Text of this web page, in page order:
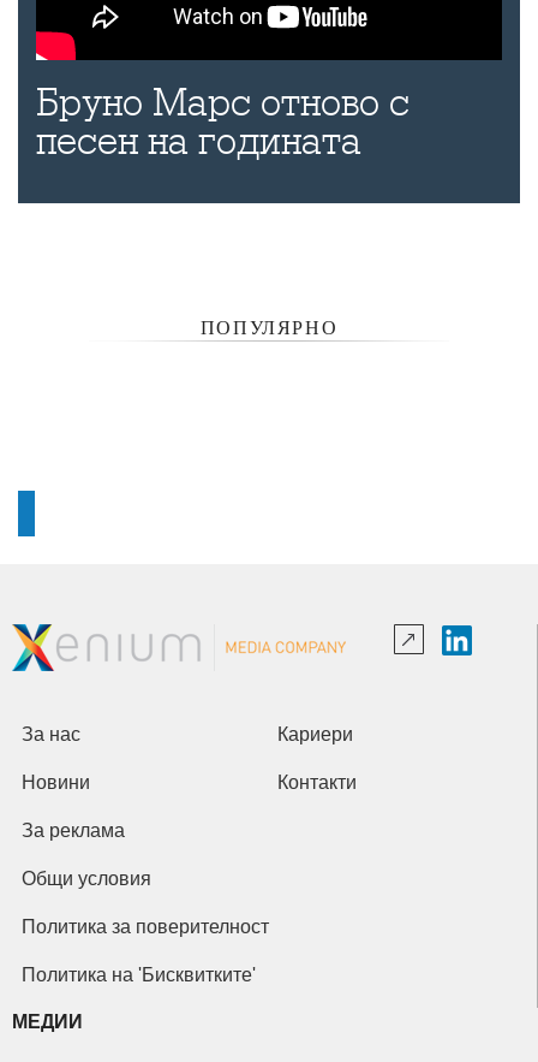
Бруно Марс отново с
песен на годината
ПОПУЛЯРНО
За нас Кариери
Новини Контакти
За реклама
Общи условия
Политика за поверителност
Политика на 'Бисквитките'
МЕДИИ